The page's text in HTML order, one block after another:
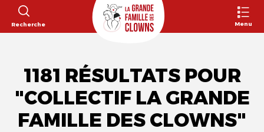
Recherche Menu
1181 RÉSULTATS POUR
"COLLECTIF LA GRANDE
FAMILLE DES CLOWNS"